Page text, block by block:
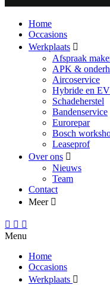
Home
Occasions
Werkplaats
Afspraak
APK &
Aircoservice
Hybride en EV
Schadeherstel
Bandenservice
Eurorepar
Bosch
Leaseprof
Over ons
Nieuws
Team
Contact
Meer
Menu
Home
Occasions
Werkplaats